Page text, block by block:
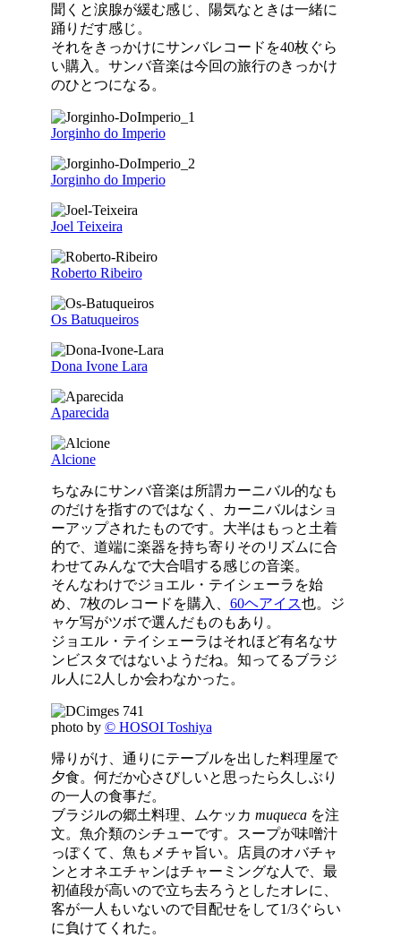
聞くと涙腺が緩む感じ、陽気なときは一緒に
踊りだす感じ。
それをきっかけにサンバレコードを40枚ぐら
い購入。サンバ音楽は今回の旅行のきっかけ
のひとつになる。
Jorginho do Imperio
Jorginho do Imperio
Joel Teixeira
Roberto Ribeiro
Os Batuqueiros
Dona Ivone Lara
Aparecida
Alcione
ちなみにサンバ音楽は所謂カーニバル的なも
のだけを指すのではなく、カーニバルはショ
ーアップされたものです。大半はもっと土着
的で、道端に楽器を持ち寄りそのリズムに合
わせてみんなで大合唱する感じの音楽。
そんなわけでジョエル・テイシェーラを始
め、7枚のレコードを購入、 60ヘアイス也。ジ
ャケ写がツボで選んだものもあり。
ジョエル・テイシェーラはそれほど有名なサ
ンビスタではないようだね。知ってるブラジ
ル人に2人しか会わなかった。
photo by © HOSOI Toshiya
帰りがけ、通りにテーブルを出した料理屋で
夕食。何だか心さびしいと思ったら久しぶり
の一人の食事だ。
ブラジルの郷土料理、ムケッカ muquecaを注
文。魚介類のシチューです。スープが味噌汁
っぽくて、魚もメチャ旨い。店員のオバチャ
ンとオネエチャンはチャーミングな人で、最
初値段が高いので立ち去ろうとしたオレに、
客が一人もいないので目配せをして1/3ぐらい
に負けてくれた。